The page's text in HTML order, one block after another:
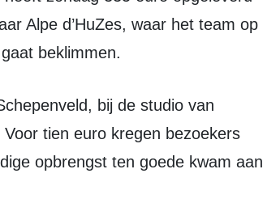
Alpe d’HuZes, waar het team op
beklimmen.
tien euro kregen bezoekers
opbrengst ten goede kwam aan